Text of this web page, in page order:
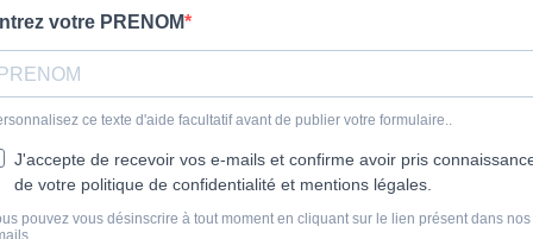
votre PRENOM
ce texte d'aide facultatif avant de publier votre formulaire..
J'accepte de recevoir vos e-mails et confirme avoir pris
de votre politique de confidentialité et mentions légales.
pouvez vous désinscrire à tout moment en cliquant sur le lien présent dans nos